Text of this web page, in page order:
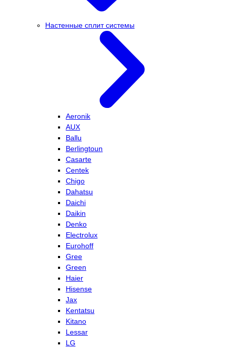
Настенные сплит системы
Aeronik
AUX
Ballu
Berlingtoun
Casarte
Centek
Chigo
Dahatsu
Daichi
Daikin
Denko
Electrolux
Eurohoff
Gree
Green
Haier
Hisense
Jax
Kentatsu
Kitano
Lessar
LG